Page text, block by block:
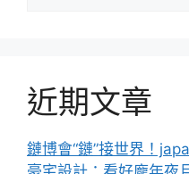
近期文章
鏈博會“鏈”接世界！